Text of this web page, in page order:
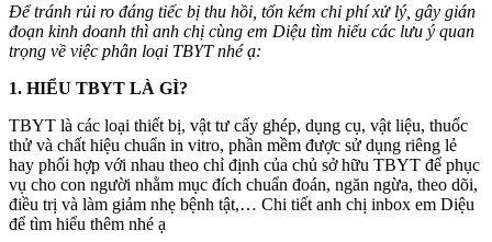
Để tránh rủi ro đáng tiếc bị thu hồi, tốn kém chi phí xử lý, gây gián
đoạn kinh doanh thì anh chị cùng em Diệu tìm hiểu các lưu ý quan
trọng về việc phân loại TBYT nhé ạ:
1. HIỂU TBYT LÀ GÌ?
TBYT là các loại thiết bị, vật tư cấy ghép, dụng cụ, vật liệu, thuốc
thử và chất hiệu chuẩn in vitro, phần mềm được sử dụng riêng lẻ
hay phối hợp với nhau theo chỉ định của chủ sở hữu TBYT để phục
vụ cho con người nhằm mục đích chuẩn đoán, ngăn ngừa, theo dõi,
điều trị và làm giảm nhẹ bệnh tật,… Chi tiết anh chị inbox em Diệu
để tìm hiểu thêm nhé ạ